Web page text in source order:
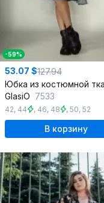
-59%
53.07 $127.94
GlasiO 7533
42, 44 , 46, 48 , 50, 52
В корзину